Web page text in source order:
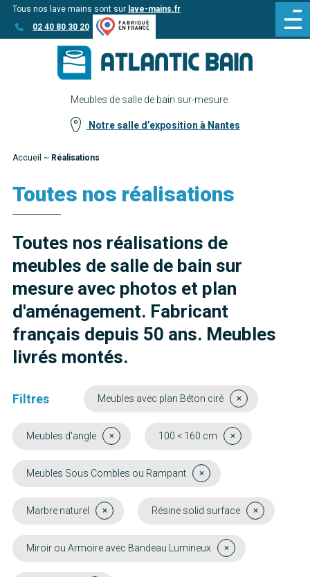
Aller
au
Aller au
contenu
Tous nos lave mains sont sur lave-mains.fr
02 40 80 30 20
Meubles de salle de bain sur-mesure.
Notre salle d’exposition à Nantes
Accueil ~ Réalisations
Toutes nos réalisations
Toutes nos réalisations de
meubles de salle de bain sur
mesure avec photos et plan
d'aménagement. Fabricant
français depuis 50 ans. Meubles
livrés montés.
Filtres Meubles avec plan Béton ciré
Meubles d'angle 100 < 160 cm
Meubles Sous Combles ou Rampant
Marbre naturel Résine solid surface
Miroir ou Armoire avec Bandeau Lumineux